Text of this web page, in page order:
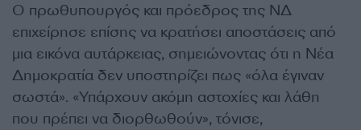
Ο πρωθυπουργός και πρόεδρος της ΝΔ
επιχείρησε επίσης να κρατήσει αποστάσεις από
μια εικόνα αυτάρκειας, σημειώνοντας ότι η Νέα
Δημοκρατία δεν υποστηρίζει πως «όλα έγιναν
σωστά». «Υπάρχουν ακόμη αστοχίες και λάθη
που πρέπει να διορθωθούν», τόνισε,